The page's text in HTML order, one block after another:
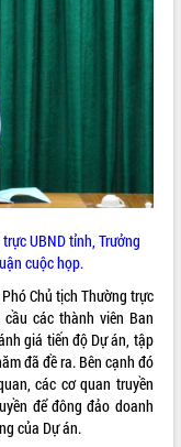
UBND tỉnh, Trưởng
cuộc họp.
Chủ tịch Thường trực
các thành viên Ban
giá tiến độ Dự án, tập
đã đề ra. Bên cạnh đó
các cơ quan truyền
để đông đảo doanh
của Dự án.